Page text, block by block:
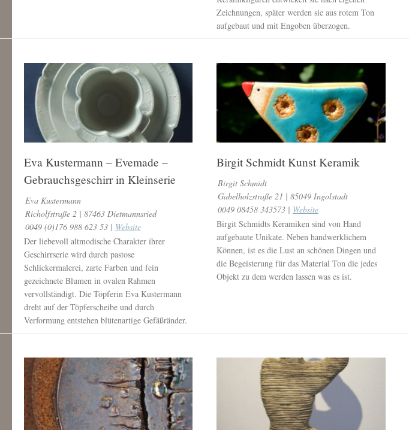
Zeichnungen, später werden sie aus rotem Ton
aufgebaut und mit Engoben überzogen.
Eva Kustermann – Evemade –
Gebrauchsgeschirr in Kleinserie
Eva Kustermann
Richolfstraße 2 | 87463 Dietmannsried
0049 (0)176 988 623 53 | Website
Der liebevoll altmodische Charakter ihrer
Geschirrserie wird durch pastose
Schlickermalerei, zarte Farben und fein
gezeichnete Blumen in ovalen Rahmen
vervollständigt. Die Töpferin Eva Kustermann
dreht auf der Töpferscheibe und durch
Verformung entstehen blütenartige Gefäßränder.
Birgit Schmidt Kunst Keramik
Birgit Schmidt
Gabelholzstraße 21 | 85049 Ingolstadt
0049 08458 343573 | Website
Birgit Schmidts Keramiken sind von Hand
aufgebaute Unikate. Neben handwerklichem
Können, ist es die Lust an schönen Dingen und
die Begeisterung für das Material Ton die jedes
Objekt zu dem werden lassen was es ist.